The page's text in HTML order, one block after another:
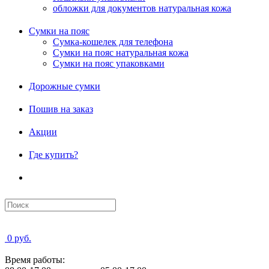
обложки для документов натуральная кожа
Сумки на пояс
Сумка-кошелек для телефона
Сумки на пояс натуральная кожа
Сумки на пояс упаковками
Дорожные сумки
Пошив на заказ
Акции
Где купить?
0 руб.
Время работы: